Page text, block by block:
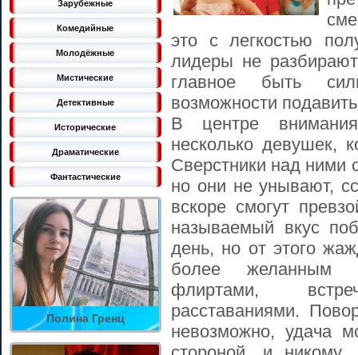
Зарубежные
Комедийные
Молодёжные
Мистические
Детективные
Исторические
Драматические
Фантастические
Полина Гренц
это с легкостью
лидеры не
главное быть
возможности
В центре
несколько девушек,
Сверстники над ними
но они не унывают,
вскоре смогут
называемый вкус
день, но от этого
более желанным
флиртами,
расставаниями.
невозможно, удача